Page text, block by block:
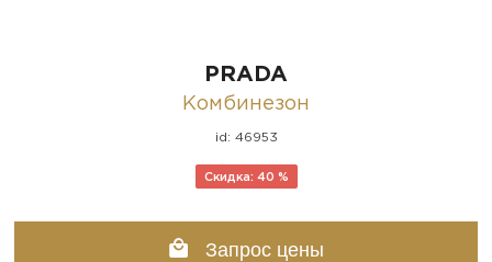
PRADA
Комбинезон
id: 46953
Скидка: 40 %
Запрос цены